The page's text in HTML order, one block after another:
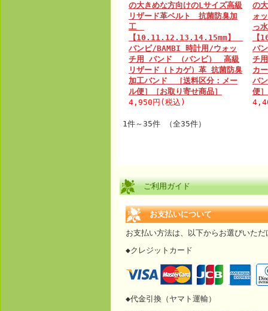
の大きめな方向けのLサイズ高級
リザード革ベルト 抗菌防臭加
工
【10.11.12.13.14.15mm】
バンビ/BAMBI 時計用/ウォッ
チ用 バンド （バンビ） 高級
リザード（トカゲ）革 抗菌防臭
加工バンド ［送料区分：メー
ル便］［お取り寄せ商品］
4,950円(税込)
の
ォ
っ
【
バ
チ
カ
バ
便
1件～35件 （全35件）
ご利用ガイド
お支払いについて
お支払い方法は、以下からお選びいただ
◆クレジットカード
◆代金引換（ヤマト運輸）